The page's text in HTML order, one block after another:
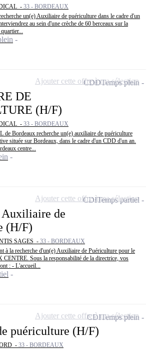
- 33 - BORDEAUX
un(e) Auxiliaire de puériculture dans le cadre d'un
au sein d'une crèche de 60 berceaux sur la
DE
(H/F)
- 33 - BORDEAUX
Bordeaux recherche un(e) auxiliaire de puériculture
située sur Bordeaux, dans le cadre d'un CDD d'un an.
centre...
CDDTemps plein
Ajouter cette offre à ma sélection
de
(H/F)
SAGES - 33 - BORDEAUX
à la recherche d'un(e) Auxiliaire de Puériculture pour le
Sous la responsabilité de la directrice, vos
: - L'accueil...
CDITemps partiel
Ajouter cette offre à ma sélection
puériculture (H/F)
- 33 - BORDEAUX
CDITemps plein
Ajouter cette offre à ma sélection